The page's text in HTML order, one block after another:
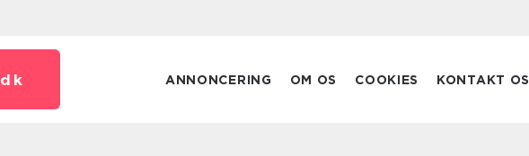
dk ANNONCERING OM OS COOKIES KONTAKT OS